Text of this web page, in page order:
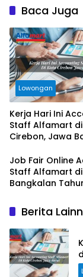
Baca Juga
Lowongan
Kerja Hari Ini
Staff Alfamart
Cirebon, Jawa
Job Fair Online
Staff Alfamart di
Bangkalan
Berita